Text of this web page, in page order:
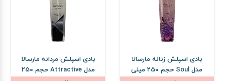
بادی اسپلش زنانه مارسالا
مدل Soul حجم 250 میلی
بادی اسپلش مردانه مارسالا
مدل Attractive حجم 250